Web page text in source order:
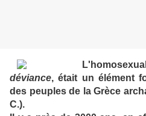
déviance, était un élément
des peuples de la Grèce
C.).